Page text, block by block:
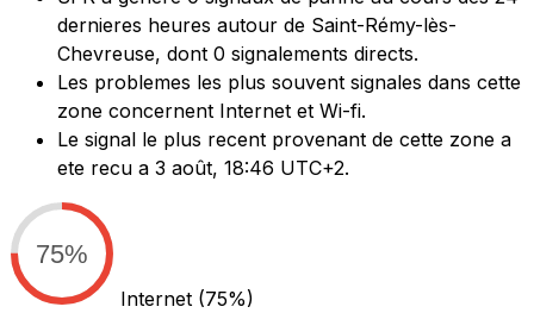
dernieres heures autour de Saint-Rémy-lès-
Chevreuse, dont 0 signalements directs.
Les problemes les plus souvent signales dans cette
zone concernent Internet et Wi-fi.
Le signal le plus recent provenant de cette zone a
ete recu a 3 août, 18:46 UTC+2.
75%
Internet (75%)